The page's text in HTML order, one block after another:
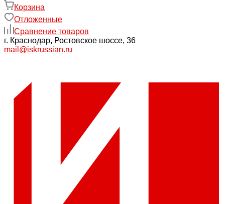
Корзина
Отложенные
Сравнение товаров
г. Краснодар, Ростовское шоссе, 36
mail@iskrussian.ru